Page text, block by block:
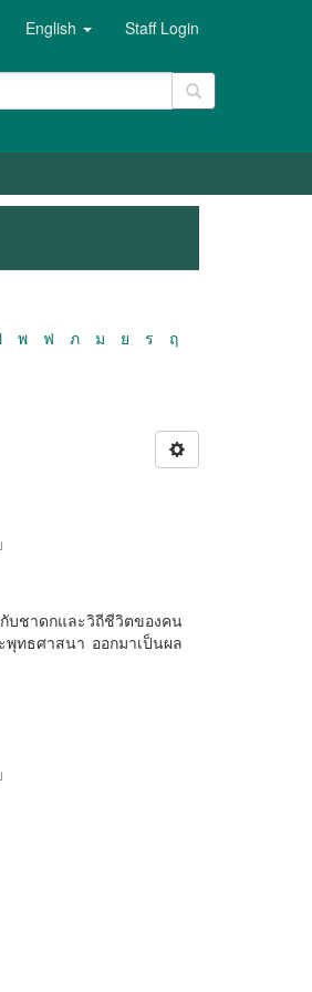
English Staff Login
พ ฟ ภ ม ย ร
ฤ
บชาดกและวิถีชีวิตของคน
ทธศาสนา ออกมาเป็นผล